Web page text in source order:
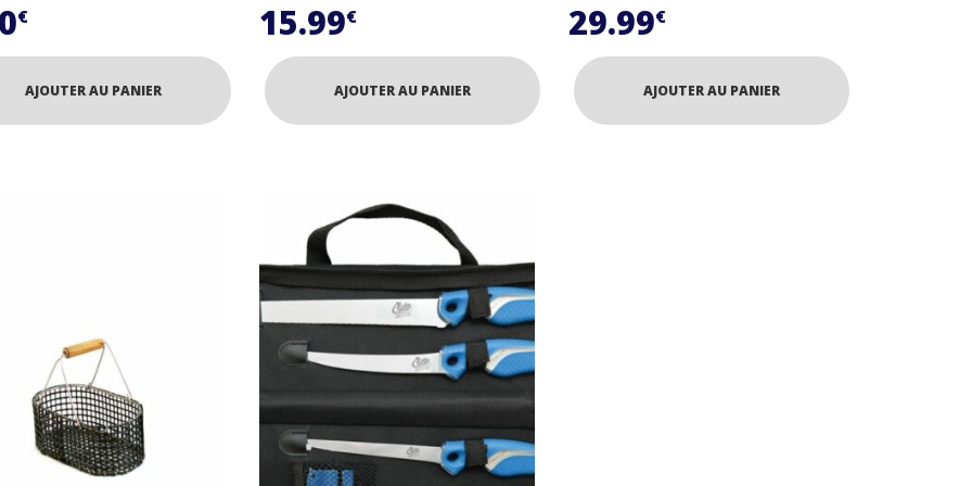
€
AJOUTER AU PANIER
15.99€
AJOUTER AU PANIER
29.99€
AJOUTER AU PANIER